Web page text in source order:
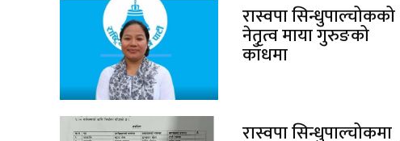
रास्वपा सिन्धुपाल्चोकको
नेतृत्व माया गुरुङको
काँधमा
रास्वपा सिन्धुपाल्चोकमा